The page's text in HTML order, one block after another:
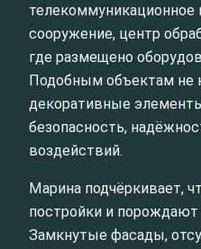
телекоммуникационное
сооружение, центр
где размещено
Подобным объектам не
декоративные
безопасность,
воздействий.
Марина подчёркивает,
постройки и порождают
Замкнутые фасады,